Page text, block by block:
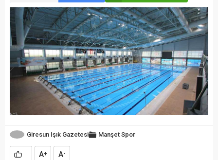
Giresun Işık Gazetesi Manşet Spor
A+ A-